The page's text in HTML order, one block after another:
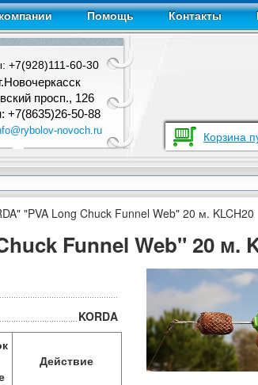
Помощь Контакты
+7(928)111-60-30
просп., 126
+7(8635)26-50-88
novoch.ru Корзина
"PVA Long Chuck Funnel Web" 20 м. KLCH20
Funnel Web" 20 м.
KORDA
Действие